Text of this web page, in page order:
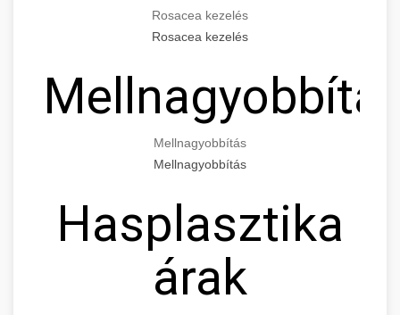
Rosacea kezelés
Rosacea kezelés
Mellnagyobbítás
Mellnagyobbítás
Hasplasztika
árak